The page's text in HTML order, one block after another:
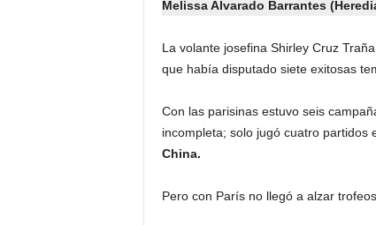
Melissa Alvarado Barrantes
La volante josefina Shirley Cruz
que había disputado siete exitosas
Con las parisinas estuvo seis
incompleta; solo jugó cuatro partidos
China.
Pero con París no llegó a alzar